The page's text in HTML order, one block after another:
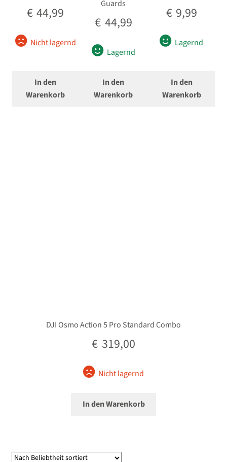
€ 44,99
Nicht lagernd
In den
Warenkorb
Guards
€ 44,99
Lagernd
In den
Warenkorb
€ 9,99
Lagernd
In den
Warenkorb
DJI Osmo Action 5 Pro Standard Combo
€ 319,00
Nicht lagernd
In den Warenkorb